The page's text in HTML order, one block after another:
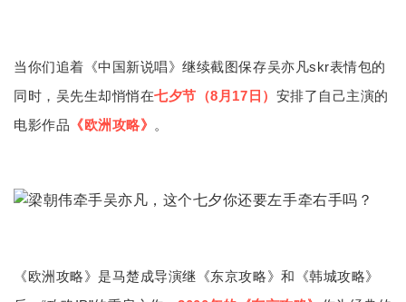
当你们追着《中国新说唱》继续截图保存吴亦凡skr表情包的
同时，吴先生却悄悄在七夕节（8月17日） 安排了自己主演的
电影作品 《欧洲攻略》 。
《欧洲攻略》是马楚成导演继《东京攻略》和《韩城攻略》